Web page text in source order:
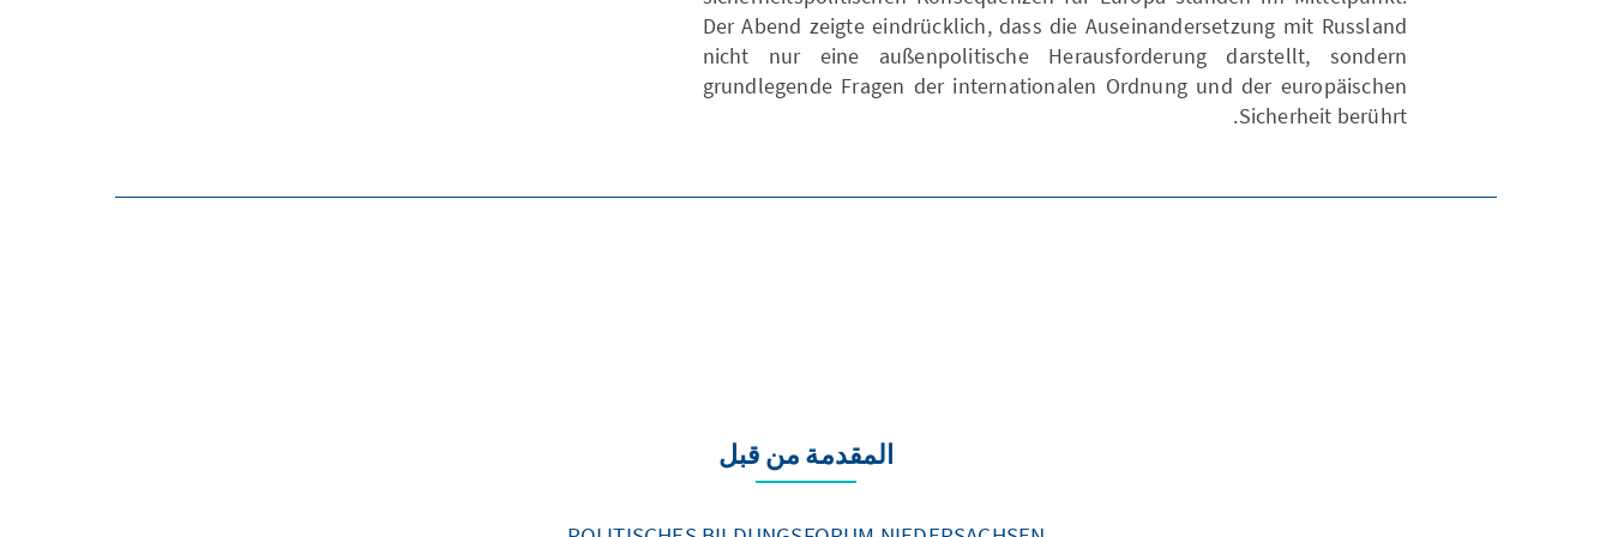
Der Abend zeigte eindrücklich, dass die Auseinandersetzung mit Russland
nicht nur eine außenpolitische Herausforderung darstellt, sondern
grundlegende Fragen der internationalen Ordnung und der europäischen
Sicherheit berührt.
المقدمة من قبل